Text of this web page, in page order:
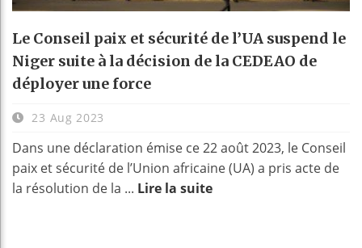
Le Conseil paix et sécurité de l’UA suspend le
Niger suite à la décision de la CEDEAO de
déployer une force
23 Aug 2023
Dans une déclaration émise ce 22 août 2023, le Conseil
paix et sécurité de l’Union africaine (UA) a pris acte de
la résolution de la ... Lire la suite